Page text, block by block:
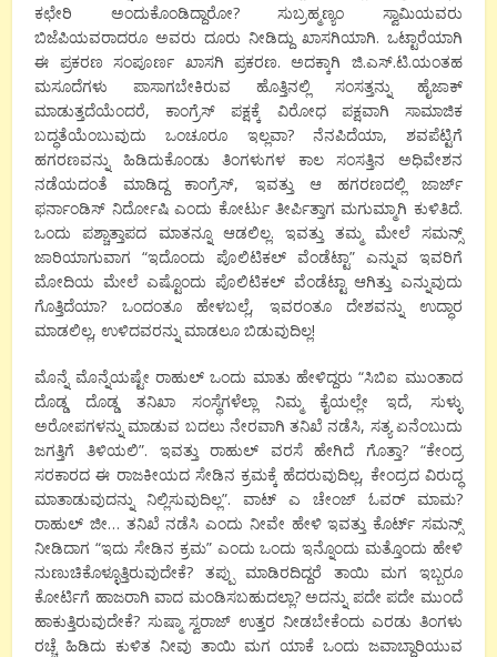
ಕಛೇರಿ ಅಂದುಕೊಂಡಿದ್ದಾರೋ? ಸುಬ್ರಹ್ಮಣ್ಯಂ ಸ್ವಾಮಿಯವರು
ಬಿಜೆಪಿಯವರಾದರೂ ಅವರು ದೂರು ನೀಡಿದ್ದು ಖಾಸಗಿಯಾಗಿ. ಒಟ್ಟಾರೆಯಾಗಿ
ಈ ಪ್ರಕರಣ ಸಂಪೂರ್ಣ ಖಾಸಗಿ ಪ್ರಕರಣ. ಅದಕ್ಕಾಗಿ ಜಿ.ಎಸ್.ಟಿ.ಯಂತಹ
ಮಸೂದೆಗಳು ಪಾಸಾಗಬೇಕಿರುವ ಹೊತ್ತಿನಲ್ಲಿ ಸಂಸತ್ತನ್ನು ಹೈಜಾಕ್
ಮಾಡುತ್ತದೆಯೆಂದರೆ, ಕಾಂಗ್ರೆಸ್ ಪಕ್ಷಕ್ಕೆ ವಿರೋಧ ಪಕ್ಷವಾಗಿ ಸಾಮಾಜಿಕ
ಬದ್ಧತೆಯೆಂಬುವುದು ಒಂಚೂರೂ ಇಲ್ಲವಾ? ನೆನಪಿದೆಯಾ, ಶವಪೆಟ್ಟಿಗೆ
ಹಗರಣವನ್ನು ಹಿಡಿದುಕೊಂಡು ತಿಂಗಳುಗಳ ಕಾಲ ಸಂಸತ್ತಿನ ಅಧಿವೇಶನ
ನಡೆಯದಂತೆ ಮಾಡಿದ್ದ ಕಾಂಗ್ರೆಸ್, ಇವತ್ತು ಆ ಹಗರಣದಲ್ಲಿ ಜಾರ್ಜ್
ಫರ್ನಾಂಡಿಸ್ ನಿರ್ದೋಷಿ ಎಂದು ಕೋರ್ಟು ತೀರ್ಪಿತ್ತಾಗ ಮಗುಮ್ಮಾಗಿ ಕುಳಿತಿದೆ.
ಒಂದು ಪಶ್ಚಾತ್ತಾಪದ ಮಾತನ್ನೂ ಆಡಲಿಲ್ಲ. ಇವತ್ತು ತಮ್ಮ ಮೇಲೆ ಸಮನ್ಸ್
ಜಾರಿಯಾಗುವಾಗ “ಇದೊಂದು ಪೊಲಿಟಿಕಲ್ ವೆಂಡೆಟ್ಟಾ” ಎನ್ನುವ ಇವರಿಗೆ
ಮೋದಿಯ ಮೇಲೆ ಎಷ್ಟೊಂದು ಪೊಲಿಟಿಕಲ್ ವೆಂಡೆಟ್ಟಾ ಆಗಿತ್ತು ಎನ್ನುವುದು
ಗೊತ್ತಿದೆಯಾ? ಒಂದಂತೂ ಹೇಳಬಲ್ಲೆ, ಇವರಂತೂ ದೇಶವನ್ನು ಉದ್ಧಾರ
ಮಾಡಲಿಲ್ಲ, ಉಳಿದವರನ್ನು ಮಾಡಲೂ ಬಿಡುವುದಿಲ್ಲ!
ಮೊನ್ನೆ ಮೊನ್ನೆಯಷ್ಟೇ ರಾಹುಲ್ ಒಂದು ಮಾತು ಹೇಳಿದ್ದರು “ಸಿಬಿಐ ಮುಂತಾದ
ದೊಡ್ಡ ದೊಡ್ಡ ತನಿಖಾ ಸಂಸ್ಥೆಗಳೆಲ್ಲಾ ನಿಮ್ಮ ಕೈಯಲ್ಲೇ ಇದೆ, ಸುಳ್ಳು
ಅರೋಪಗಳನ್ನು ಮಾಡುವ ಬದಲು ನೇರವಾಗಿ ತನಿಖೆ ನಡೆಸಿ, ಸತ್ಯ ಏನೆಂಬುದು
ಜಗತ್ತಿಗೆ ತಿಳಿಯಲಿ”. ಇವತ್ತು ರಾಹುಲ್ ವರಸೆ ಹೇಗಿದೆ ಗೊತ್ತಾ? “ಕೇಂದ್ರ
ಸರಕಾರದ ಈ ರಾಜಕೀಯದ ಸೇಡಿನ ಕ್ರಮಕ್ಕೆ ಹೆದರುವುದಿಲ್ಲ, ಕೇಂದ್ರದ ವಿರುದ್ಧ
ಮಾತಾಡುವುದನ್ನು ನಿಲ್ಲಿಸುವುದಿಲ್ಲ”. ವಾಟ್ ಎ ಚೇಂಜ್ ಓವರ್ ಮಾಮ?
ರಾಹುಲ್ ಜೀ… ತನಿಖೆ ನಡೆಸಿ ಎಂದು ನೀವೇ ಹೇಳಿ ಇವತ್ತು ಕೊರ್ಟ್ ಸಮನ್ಸ್
ನೀಡಿದಾಗ “ಇದು ಸೇಡಿನ ಕ್ರಮ” ಎಂದು ಒಂದು ಇನ್ನೊಂದು ಮತ್ತೊಂದು ಹೇಳಿ
ನುಣುಚಿಕೊಳ್ಳೂತ್ತಿರುವುದೇಕೆ? ತಪ್ಪು ಮಾಡಿರದಿದ್ದರೆ ತಾಯಿ ಮಗ ಇಬ್ಬರೂ
ಕೋರ್ಟಿಗೆ ಹಾಜರಾಗಿ ವಾದ ಮಂಡಿಸಬಹುದಲ್ಲಾ? ಅದನ್ನು ಪದೇ ಪದೇ ಮುಂದೆ
ಹಾಕುತ್ತಿರುವುದೇಕೆ? ಸುಷ್ಮಾ ಸ್ವರಾಜ್ ಉತ್ತರ ನೀಡಬೇಕೆಂದು ಎರಡು ತಿಂಗಳು
ರಚ್ಚೆ ಹಿಡಿದು ಕುಳಿತ ನೀವು ತಾಯಿ ಮಗ ಯಾಕೆ ಒಂದು ಜವಾಬ್ದಾರಿಯುವ